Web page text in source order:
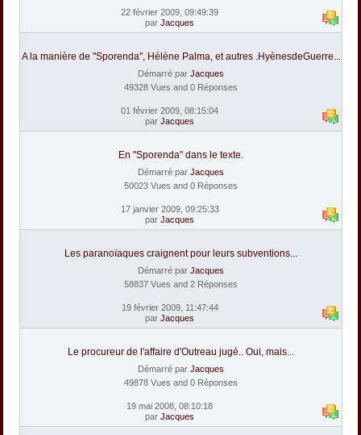
22 février 2009, 09:49:39
par Jacques
A la manière de "Sporenda", Hélène Palma, et autres .HyènesdeGuerre...
Démarré par Jacques
49328 Vues and 0 Réponses
01 février 2009, 08:15:04
par Jacques
En "Sporenda" dans le texte.
Démarré par Jacques
50023 Vues and 0 Réponses
17 janvier 2009, 09:25:33
par Jacques
Les paranoïaques craignent pour leurs subventions...
Démarré par Jacques
58837 Vues and 2 Réponses
19 février 2009, 11:47:44
par Jacques
Le procureur de l'affaire d'Outreau jugé.. Oui, mais...
Démarré par Jacques
49878 Vues and 0 Réponses
19 mai 2008, 08:10:18
par Jacques